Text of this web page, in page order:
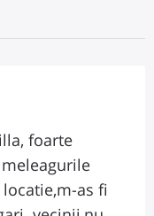
foarte
as fi